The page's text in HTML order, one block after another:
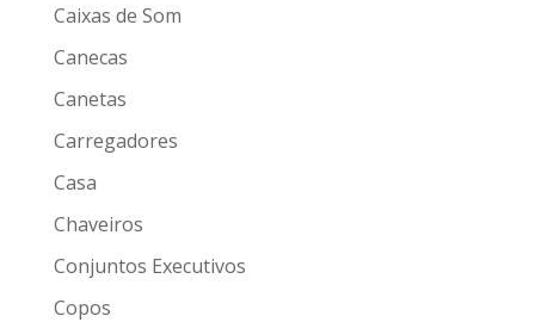
Caixas de Som
Canecas
Canetas
Carregadores
Casa
Chaveiros
Conjuntos Executivos
Copos